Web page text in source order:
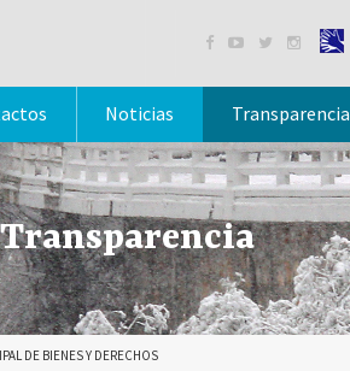
   
Noticias Transparencia
Transparencia
DE BIENES Y DERECHOS